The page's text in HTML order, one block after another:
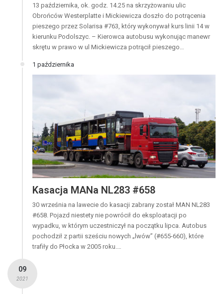
13 października, ok. godz. 14.25 na skrzyżowaniu ulic
Obrońców Westerplatte i Mickiewicza doszło do potrącenia
pieszego przez Solarisa #763, który wykonywał kurs linii 14 w
kierunku Podolszyc. – Kierowca autobusu wykonując manewr
skrętu w prawo w ul Mickiewicza potrącił pieszego…
1 października
Kasacja MANa NL283 #658
30 września na lawecie do kasacji zabrany został MAN NL283
#658. Pojazd niestety nie powrócił do eksploatacji po
wypadku, w którym uczestniczył na początku lipca. Autobus
pochodził z partii sześciu nowych „lwów” (#655-660), które
trafiły do Płocka w 2005 roku.…
09
2021